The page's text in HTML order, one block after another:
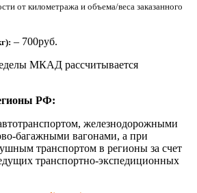
от километража и объема/веса заказанного
– 700руб.
МКАД рассчитывается
РФ:
железнодорожными
багажными вагонами, а при
транспортом в регионы за счет
транспортно-экспедиционных